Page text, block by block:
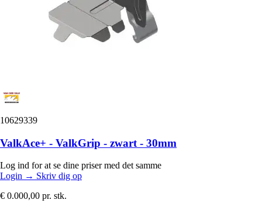
10629339
ValkAce+ - ValkGrip - zwart - 30mm
Log ind for at se dine priser med det samme
Login → Skriv dig op
€ 0.000,00 pr. stk.